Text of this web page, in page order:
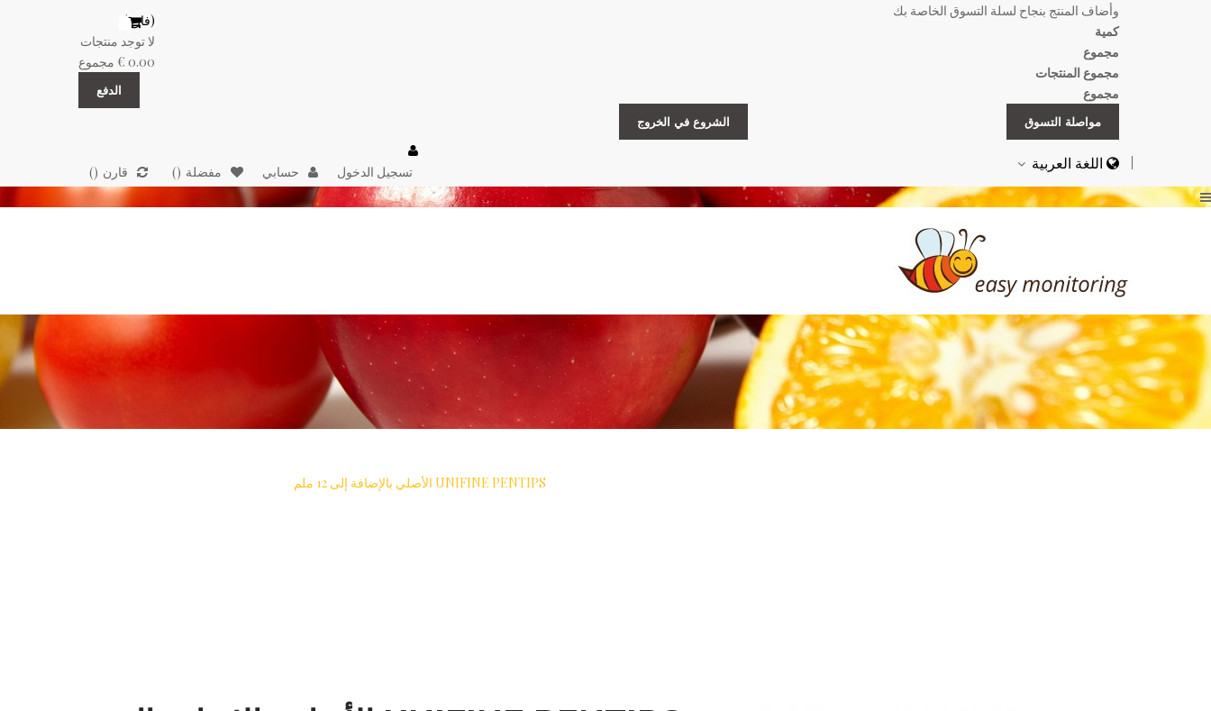
(فارغ)
لا توجد منتجات
0.00 €
مجموع
الدفع
وأضاف المنتج بنجاح لسلة التسوق الخاصة بك
كمية
مجموع
مجموع المنتجات
مجموع
مواصلة التسوق الشروع في الخروج
تسجيل الدخول حسابي مفضلة قارن اللغة العربية
UNIFINE PENTIPS الأصلي بالإضافة إلى 12 ملم